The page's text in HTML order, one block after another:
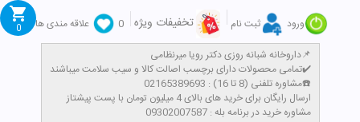
ورود ثبت نام تخفیفات ویژه 0
علاقه مندی ها
داروخانه شبانه روزی دکتر رویا میرنظامی📌
تمامی محصولات دارای برچسب اصالت کالا و سیب سلامت میباشند✔️
مشاوره تلفنی (8 تا 16) : 02165389693☎️
​ارسال رایگان برای خرید های بالای 4 میلیون تومان با پست پیشتاز
مشاوره خرید در برنامه بله : 09302007587
0